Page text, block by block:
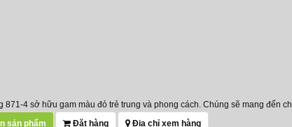
871-4 sở hữu gam màu đỏ trẻ trung và phong cách. Chúng sẽ mang đến
sản phẩm
Đặt hàng Địa chỉ xem hàng